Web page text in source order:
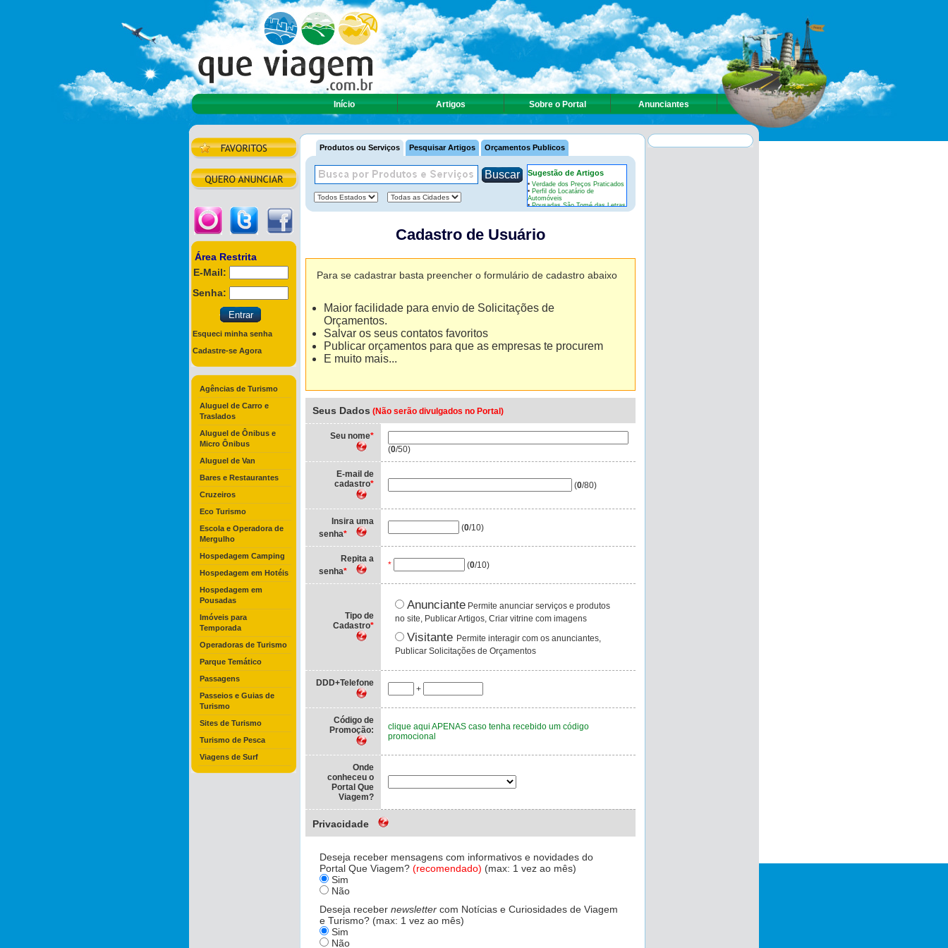
Início Artigos Sobre o Portal Anunciantes
Área Restrita
E-Mail:
Senha:
Esqueci minha senha
Cadastre-se Agora
Agências de Turismo
Aluguel de Carro e
Traslados
Aluguel de Ônibus e
Micro Ônibus
Aluguel de Van
Bares e Restaurantes
Cruzeiros
Eco Turismo
Escola e Operadora de
Mergulho
Hospedagem Camping
Hospedagem em Hotéis
Hospedagem em
Pousadas
Imóveis para
Temporada
Operadoras de Turismo
Parque Temático
Passagens
Passeios e Guias de
Turismo
Sites de Turismo
Turismo de Pesca
Viagens de Surf
Produtos ou Serviços Pesquisar Artigos Orçamentos Publicos
Sugestão de Artigos
• Verdade dos Preços Praticados
• Perfil do Locatário de
Automóveis
•Pousadas São Tomé das Letras
•Bombinhas: um paraíso
esplêndida beleza em Minas
Gerais
sul de Minas
turismo em Brotas – SP
Cadastro de Usuário
Para se cadastrar basta preencher o formulário de cadastro abaixo
Maior facilidade para envio de Solicitações de
Orçamentos.
Salvar os seus contatos favoritos
Publicar orçamentos para que as empresas te procurem
E muito mais...
Seus Dados (Não serão divulgados no Portal)
Seu nome*
(0/50)
E-mail de
cadastro* (0/80)
Insira uma
senha*
(0/10)
Repita a
senha*
* (0/10)
Tipo de
Cadastro*
Anunciante Permite anunciar serviços e produtos
no site, Publicar Artigos, Criar vitrine com imagens
Visitante Permite interagir com os anunciantes,
Publicar Solicitações de Orçamentos
DDD+Telefone
+
Código de
Promoção:
clique aqui APENAS caso tenha recebido um código
promocional
Onde
conheceu o
Portal Que
Viagem?
Privacidade
Deseja receber mensagens com informativos e novidades do
Portal Que Viagem? (recomendado) (max: 1 vez ao mês)
Sim
Não
Deseja receber newsletter com Notícias e Curiosidades de Viagem
e Turismo? (max: 1 vez ao mês)
Sim
Não